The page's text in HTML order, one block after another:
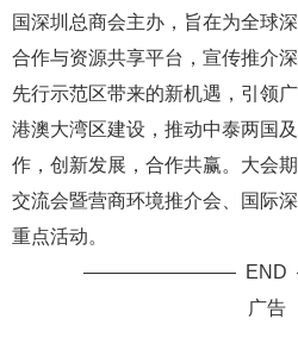
国深圳总商会主办，旨在为全球
合作与资源共享平台，宣传推介
先行示范区带来的新机遇，引领
港澳大湾区建设，推动中泰两国
作，创新发展，合作共赢。大会
交流会暨营商环境推介会、国际
重点活动。
————————
广告